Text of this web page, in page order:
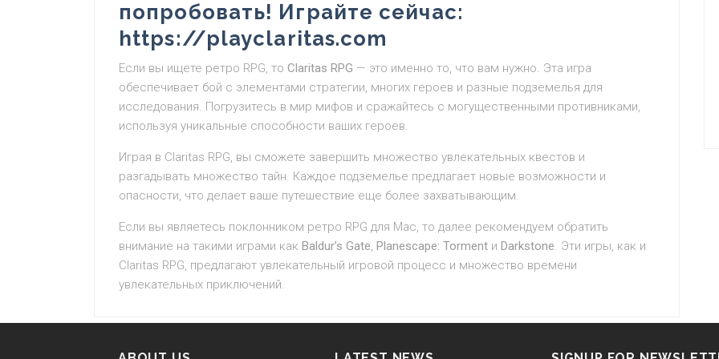
попробовать! Играйте сейчас:
https://playclaritas.com
Если вы ищете ретро RPG, то Claritas RPG — это именно то, что вам нужно. Эта игра
обеспечивает бой с элементами стратегии, многих героев и разные подземелья для
исследования. Погрузитесь в мир мифов и сражайтесь с могущественными противниками,
используя уникальные способности ваших героев.
Играя в Claritas RPG, вы сможете завершить множество увлекательных квестов и
разгадывать множество тайн. Каждое подземелье предлагает новые возможности и
опасности, что делает ваше путешествие еще более захватывающим.
Если вы являетесь поклонником ретро RPG для Mac, то далее рекомендуем обратить
внимание на такими играми как Baldur’s Gate, Planescape: Torment и Darkstone. Эти игры, как и
Claritas RPG, предлагают увлекательный игровой процесс и множество времени
увлекательных приключений.